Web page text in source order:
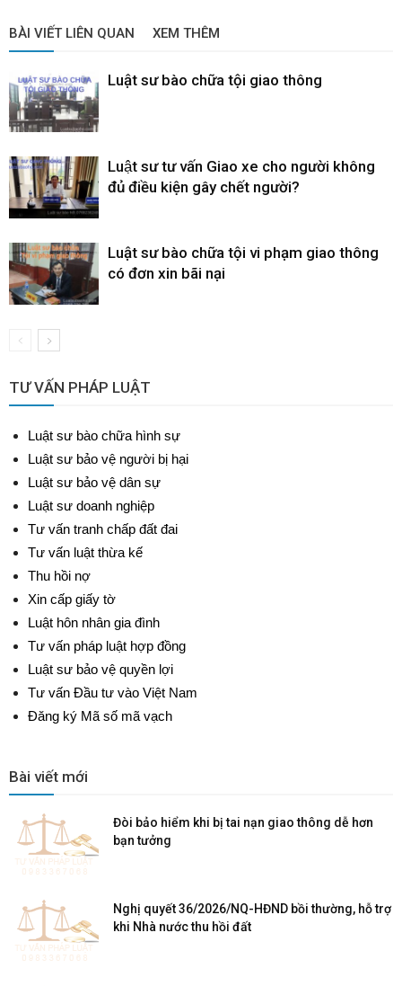
BÀI VIẾT LIÊN QUAN XEM THÊM
Luật sư bào chữa tội giao thông
Luật sư tư vấn Giao xe cho người không
đủ điều kiện gây chết người?
Luật sư bào chữa tội vi phạm giao thông
có đơn xin bãi nại
TƯ VẤN PHÁP LUẬT
Luật sư bào chữa hình sự
Luật sư bảo vệ người bị hại
Luật sư bảo vệ dân sự
Luật sư doanh nghiệp
Tư vấn tranh chấp đất đai
Tư vấn luật thừa kế
Thu hồi nợ
Xin cấp giấy tờ
Luật hôn nhân gia đình
Tư vấn pháp luật hợp đồng
Luật sư bảo vệ quyền lợi
Tư vấn Đầu tư vào Việt Nam
Đăng ký Mã số mã vạch
Bài viết mới
Đòi bảo hiểm khi bị tai nạn giao thông dễ hơn
bạn tưởng
Nghị quyết 36/2026/NQ-HĐND bồi thường, hỗ trợ
khi Nhà nước thu hồi đất